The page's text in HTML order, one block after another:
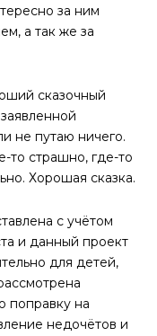
за ним
а так же за
сказочный
не путаю ничего.
то страшно, где-то
Хорошая сказка.
с учётом
и данный проект
для детей,
поправку на
недочётов и